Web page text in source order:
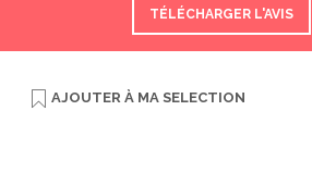
TÉLÉCHARGER L'AVIS
AJOUTER À MA SELECTION